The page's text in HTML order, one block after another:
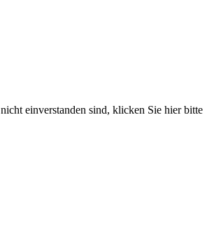
einverstanden sind, klicken Sie hier bitte